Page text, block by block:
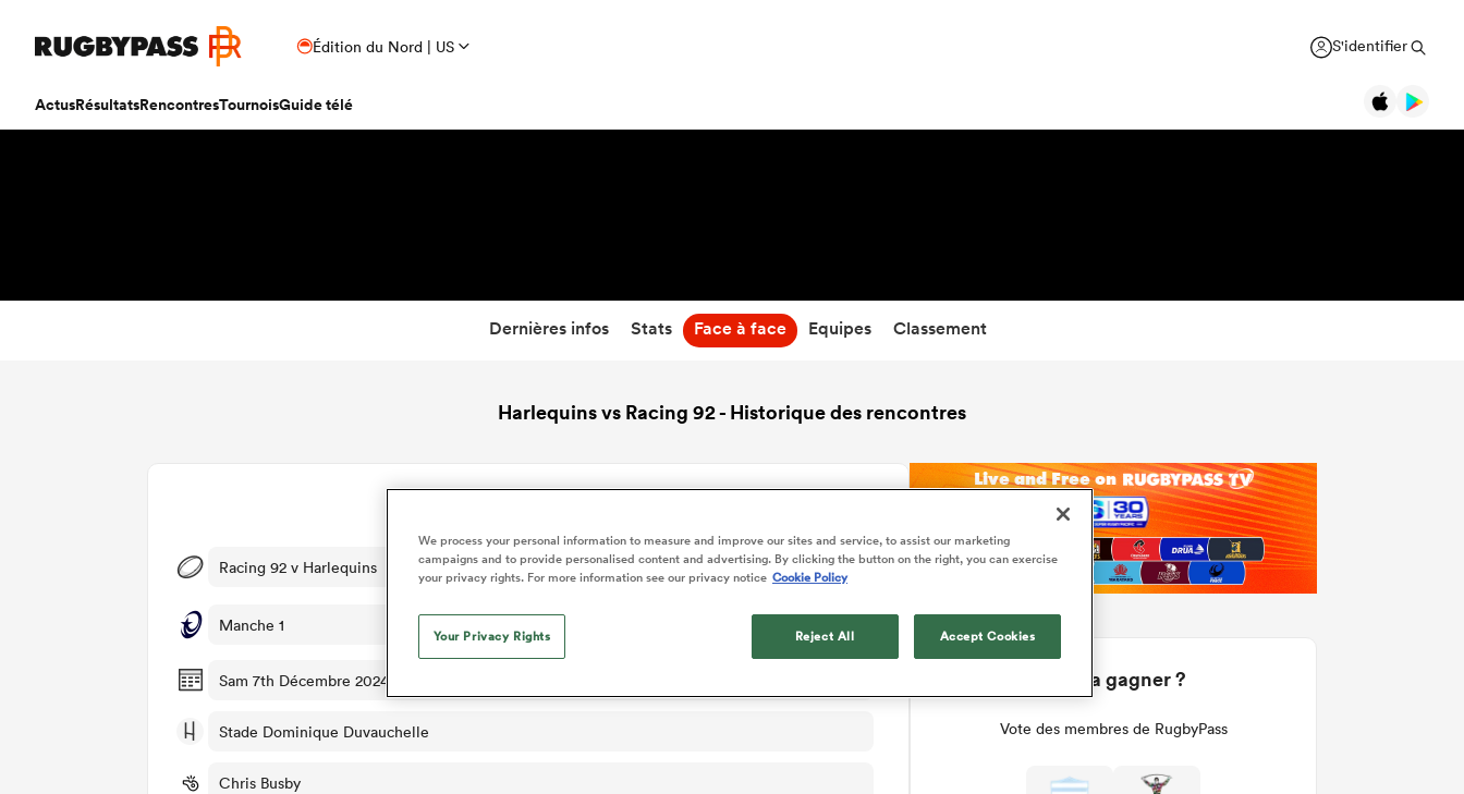
Édition du Nord | US S'identifier
ActusRésultatsRencontresTournoisGuide télé
Dernières infos Stats Face à face Equipes Classement
Harlequins vs Racing 92 - Historique des rencontres
Qui va gagner ?
Vote des membres de RugbyPass
Racing 92 v Harlequins
Manche 1
Sam 7th Décembre 2024, 12:00pm PST
Stade Dominique Duvauchelle
Chris Busby
We process your personal information to measure and improve our sites and service, to assist our marketing
campaigns and to provide personalised content and advertising. By clicking the button on the right, you can exercise
your privacy rights. For more information see our privacy notice Cookie Policy
Your Privacy Rights Reject All Accept Cookies